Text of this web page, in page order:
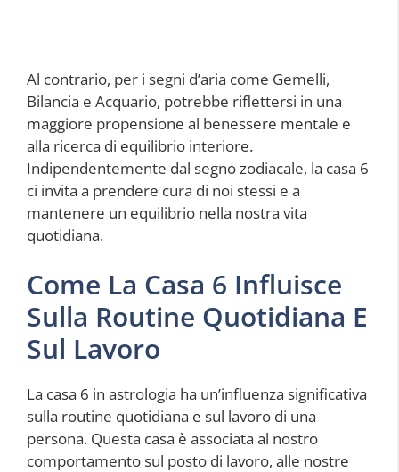
Al contrario, per i segni d’aria come Gemelli,
Bilancia e Acquario, potrebbe riflettersi in una
maggiore propensione al benessere mentale e
alla ricerca di equilibrio interiore.
Indipendentemente dal segno zodiacale, la casa 6
ci invita a prendere cura di noi stessi e a
mantenere un equilibrio nella nostra vita
quotidiana.
Come La Casa 6 Influisce
Sulla Routine Quotidiana E
Sul Lavoro
La casa 6 in astrologia ha un’influenza significativa
sulla routine quotidiana e sul lavoro di una
persona. Questa casa è associata al nostro
comportamento sul posto di lavoro, alle nostre